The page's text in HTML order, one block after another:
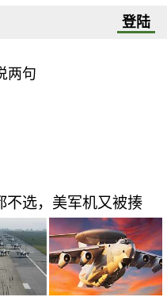
登陆
两句
不选，美军机又被揍